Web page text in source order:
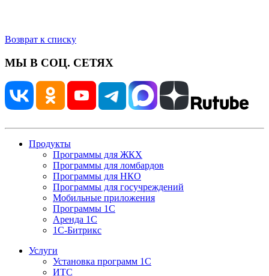
Возврат к списку
МЫ В СОЦ. СЕТЯХ
Продукты
Программы для ЖКХ
Программы для ломбардов
Программы для НКО
Программы для госучреждений
Мобильные приложения
Программы 1С
Аренда 1С
1С-Битрикс
Услуги
Установка программ 1С
ИТС